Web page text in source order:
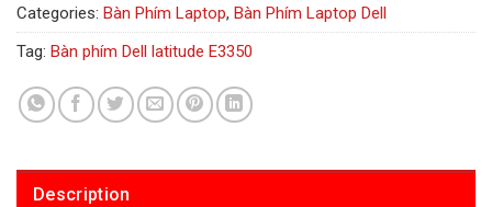
Categories: Bàn Phím Laptop, Bàn Phím Laptop Dell
Tag: Bàn phím Dell latitude E3350
Description